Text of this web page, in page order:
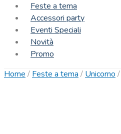
Feste a tema
Accessori party
Eventi Speciali
Novità
Promo
Home / Feste a tema / Unicorno /